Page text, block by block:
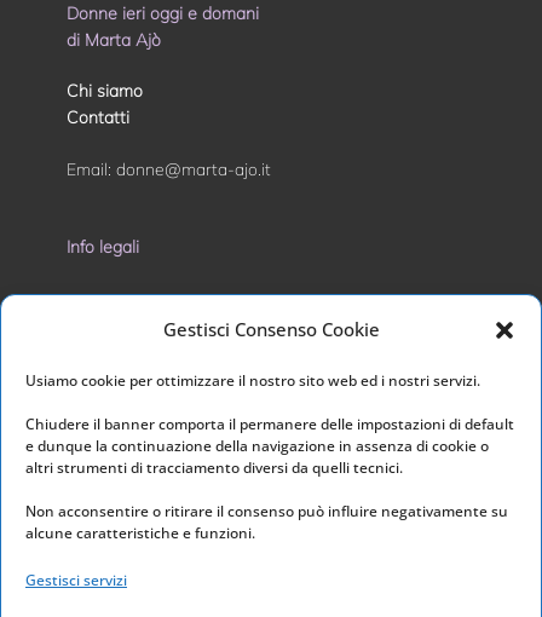
Gestisci Consenso Cookie
Usiamo cookie per ottimizzare il nostro sito web ed i nostri servizi.
Chiudere il banner comporta il permanere delle impostazioni di default
e dunque la continuazione della navigazione in assenza di cookie o
altri strumenti di tracciamento diversi da quelli tecnici.
Non acconsentire o ritirare il consenso può influire negativamente su
alcune caratteristiche e funzioni.
Gestisci servizi
Donne ieri oggi e domani
di Marta Ajò
Chi siamo
Contatti
Email: donne@marta-ajo.it
Info legali
Privacy Policy
Cookie Policy